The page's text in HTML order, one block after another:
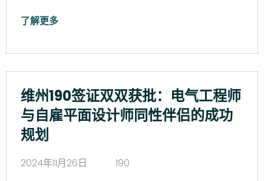
了解更多
维州190签证双双获批：电气工程师
与自雇平面设计师同性伴侣的成功
规划
2024年11月26日
190